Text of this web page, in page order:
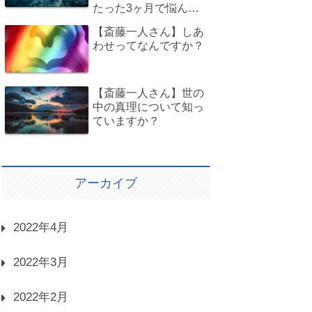
たった3ヶ月で悩んで
し、理想の自分を手に
入れた奇跡のお話
【斎藤一人さん】しあ
わせってなんですか？
【斎藤一人さん】世の
中の真理について知っ
ていますか？
アーカイブ
2022年4月
2022年3月
2022年2月